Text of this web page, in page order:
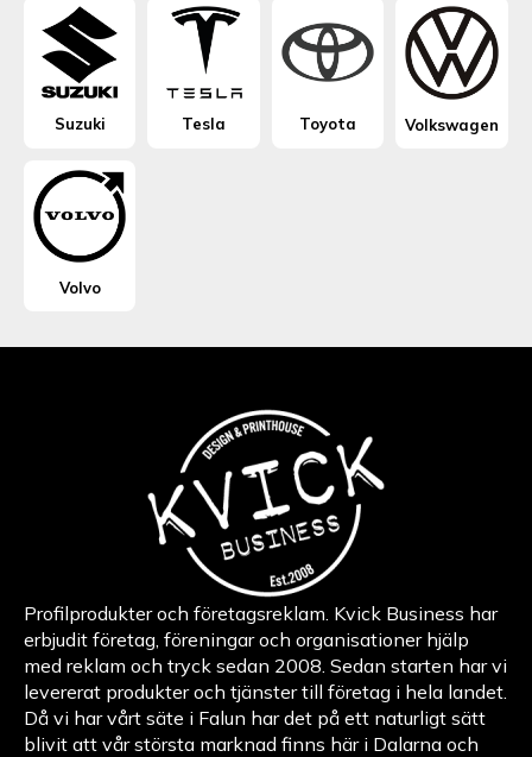
Suzuki Tesla Toyota Volkswagen
Volvo
Profilprodukter och företagsreklam. Kvick Business har
erbjudit företag, föreningar och organisationer hjälp
med reklam och tryck sedan 2008. Sedan starten har vi
levererat produkter och tjänster till företag i hela landet.
Då vi har vårt säte i Falun har det på ett naturligt sätt
blivit att vår största marknad finns här i Dalarna och